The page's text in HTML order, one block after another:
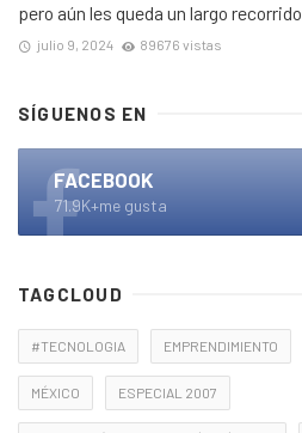
pero aún les queda un largo recorrido
julio 9, 2024 89676 vistas
SÍGUENOS EN
FACEBOOK
71.9K+me gusta
TAGCLOUD
#TECNOLOGIA EMPRENDIMIENTO
MÉXICO ESPECIAL 2007